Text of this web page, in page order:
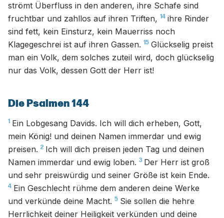
strömt Überfluss in den anderen, ihre Schafe sind
fruchtbar und zahllos auf ihren Triften, 14 ihre Rinder
sind fett, kein Einsturz, kein Mauerriss noch
Klagegeschrei ist auf ihren Gassen. 15 Glückselig preist
man ein Volk, dem solches zuteil wird, doch glückselig
nur das Volk, dessen Gott der Herr ist!
Die Psalmen 144
1 Ein Lobgesang Davids. Ich will dich erheben, Gott,
mein König! und deinen Namen immerdar und ewig
preisen. 2 Ich will dich preisen jeden Tag und deinen
Namen immerdar und ewig loben. 3 Der Herr ist groß
und sehr preiswürdig und seiner Größe ist kein Ende.
4 Ein Geschlecht rühme dem anderen deine Werke
und verkünde deine Macht. 5 Sie sollen die hehre
Herrlichkeit deiner Heiligkeit verkünden und deine